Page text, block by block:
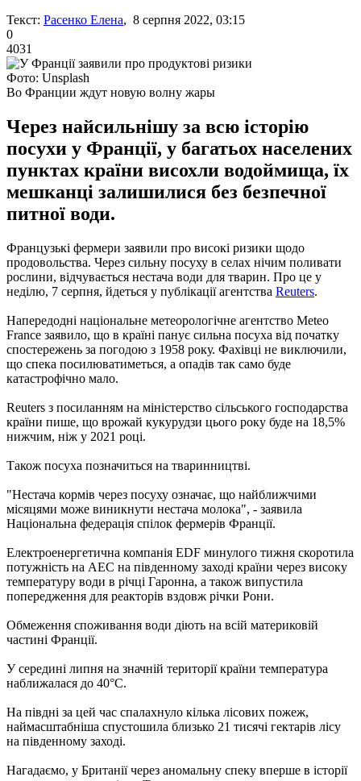
Текст: Расенко Елена, 8 серпня 2022, 03:15
0
4031
Фото: Unsplash
Во Франции ждут новую волну жары
Через найсильнішу за всю історію
посухи у Франції, у багатьох населених
пунктах країни висохли водоймища, їх
мешканці залишилися без безпечної
питної води.
Французькі фермери заявили про високі ризики щодо
продовольства. Через сильну посуху в селах нічим поливати
рослини, відчувається нестача води для тварин. Про це у
неділю, 7 серпня, йдеться у публікації агентства Reuters.
Напередодні національне метеорологічне агентство Meteo
France заявило, що в країні панує сильна посуха від початку
спостережень за погодою з 1958 року. Фахівці не виключили,
що спека посилюватиметься, а опадів так само буде
катастрофічно мало.
Reuters з посиланням на міністерство сільського господарства
країни пише, що врожай кукурудзи цього року буде на 18,5%
нижчим, ніж у 2021 році.
Також посуха позначиться на тваринництві.
"Нестача кормів через посуху означає, що найближчими
місяцями може виникнути нестача молока", - заявила
Національна федерація спілок фермерів Франції.
Електроенергетична компанія EDF минулого тижня скоротила
потужність на АЕС на південному заході країни через високу
температуру води в річці Гаронна, а також випустила
попередження для реакторів вздовж річки Рони.
Обмеження споживання води діють на всій материковій
частині Франції.
У середині липня на значній території країни температура
наближалася до 40°C.
На півдні за цей час спалахнуло кілька лісових пожеж,
наймасштабніша спустошила близько 21 тисячі гектарів лісу
на південному заході.
Нагадаємо, у Британії через аномальну спеку вперше в історії